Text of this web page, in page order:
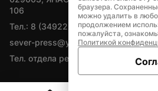
106
Тел.: 8 (34922) 71262
sever-press@yamal-media.ru
Тел. отдела рекламы: 8 (34922)
браузера.
можно удалить в
продолжением
пожалуйста,
Политикой